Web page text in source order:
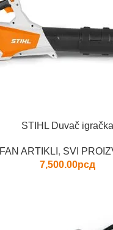
STIHL Duvač igračka
FAN ARTIKLI , SVI
7,500.00рсд